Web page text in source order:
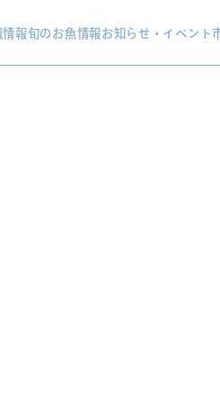
情報旬のお魚情報お知らせ・イベント